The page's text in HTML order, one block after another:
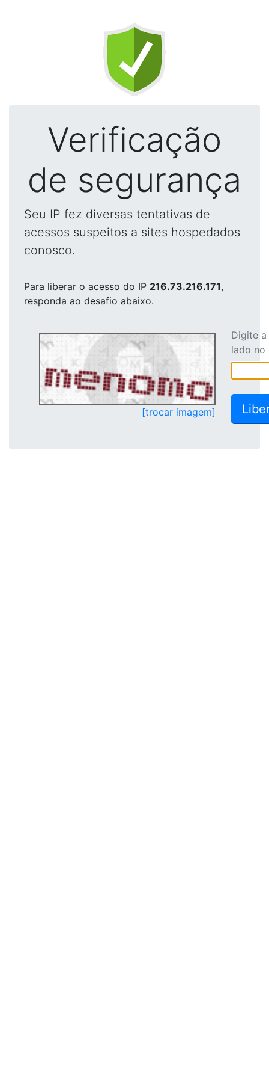
Verificação
de segurança
Seu IP fez diversas tentativas de
acessos suspeitos a sites hospedados
conosco.
Para liberar o acesso do IP 216.73.216.171,
responda ao desafio abaixo.
[trocar imagem]
Digite
lado no